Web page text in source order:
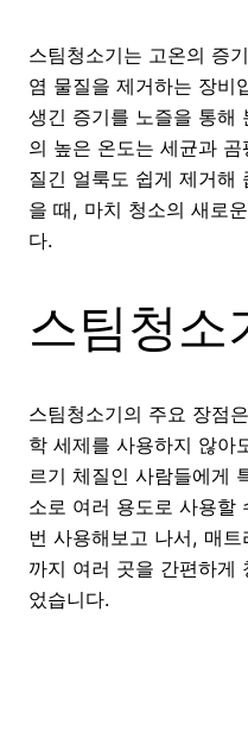
스팀청소기는 고온의 증
염 물질을 제거하는 장비
생긴 증기를 노즐을 통해
의 높은 온도는 세균과
질긴 얼룩도 쉽게 제거해
을 때, 마치 청소의 새로
다.
스팀청소
스팀청소기의 주요 장점
학 세제를 사용하지 않아
르기 체질인 사람들에게
소로 여러 용도로 사용할
번 사용해보고 나서, 매
까지 여러 곳을 간편하게
었습니다.